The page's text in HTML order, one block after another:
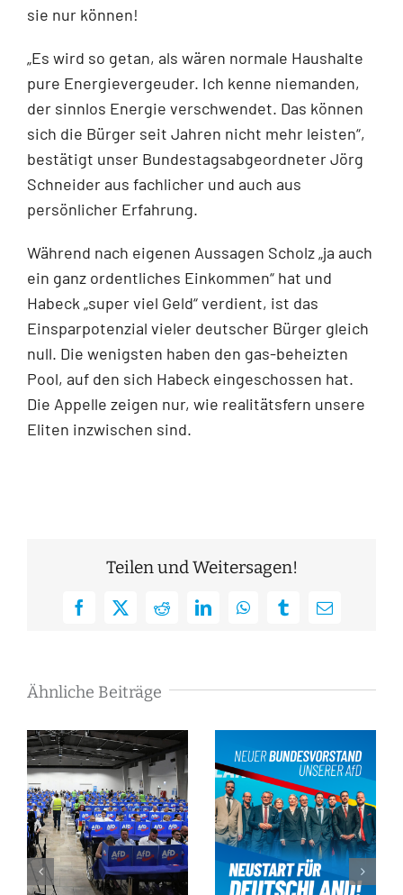
sie nur können!
„Es wird so getan, als wären normale Haushalte
pure Energievergeuder. Ich kenne niemanden,
der sinnlos Energie verschwendet. Das können
sich die Bürger seit Jahren nicht mehr leisten“,
bestätigt unser Bundestagsabgeordneter Jörg
Schneider aus fachlicher und auch aus
persönlicher Erfahrung.
Während nach eigenen Aussagen Scholz „ja auch
ein ganz ordentliches Einkommen“ hat und
Habeck „super viel Geld“ verdient, ist das
Einsparpotenzial vieler deutscher Bürger gleich
null. Die wenigsten haben den gas-beheizten
Pool, auf den sich Habeck eingeschossen hat.
Die Appelle zeigen nur, wie realitätsfern unsere
Eliten inzwischen sind.
Teilen und Weitersagen!
Facebook
X RedditLinkedInWhatsAppTumblrE-
Ähnliche Beiträge